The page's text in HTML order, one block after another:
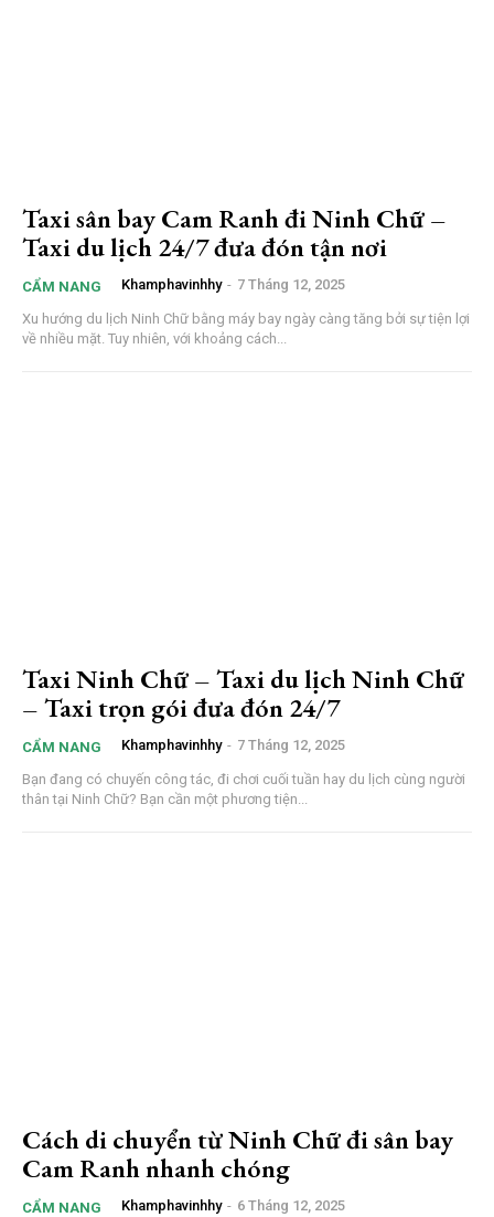
Taxi sân bay Cam Ranh đi Ninh Chữ –
Taxi du lịch 24/7 đưa đón tận nơi
CẨM NANG Khamphavinhhy - 7 Tháng 12, 2025
Xu hướng du lịch Ninh Chữ bằng máy bay ngày càng tăng bởi sự tiện lợi
về nhiều mặt. Tuy nhiên, với khoảng cách...
Taxi Ninh Chữ – Taxi du lịch Ninh Chữ
– Taxi trọn gói đưa đón 24/7
CẨM NANG Khamphavinhhy - 7 Tháng 12, 2025
Bạn đang có chuyến công tác, đi chơi cuối tuần hay du lịch cùng người
thân tại Ninh Chữ? Bạn cần một phương tiện...
Cách di chuyển từ Ninh Chữ đi sân bay
Cam Ranh nhanh chóng
CẨM NANG Khamphavinhhy - 6 Tháng 12, 2025